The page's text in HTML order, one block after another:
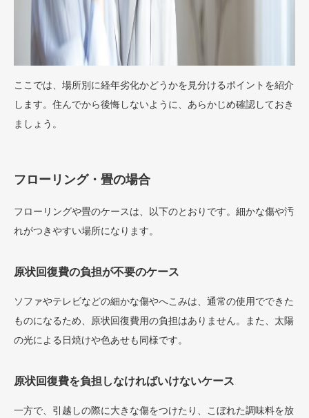
ここでは、場所別に経年劣化かどうかを見分けるポイントを紹介
します。住んでから後悔しないように、あらかじめ確認しておき
ましょう。
フローリング・畳の場合
フローリングや畳のケースは、以下のとおりです。細かな傷や汚
れがつきやすい場所になります。
原状回復費の負担が不要のケース
ソファやテレビなどの細かな傷やへこみは、通常の使用でできた
ものになるため、原状回復費用の負担はありません。また、太陽
の光による日焼けや色あせも同様です。
原状回復費を負担しなければいけないケース
一方で、引越しの際に大きな傷をつけたり、こぼれた調味料を放